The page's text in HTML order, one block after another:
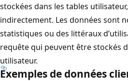
stockées dans les tables
indirectement. Les données sont
statistiques ou des littéraux
requête qui peuvent être stockés
utilisateur.
Exemples de données